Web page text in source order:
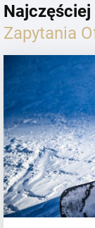
Zapytania